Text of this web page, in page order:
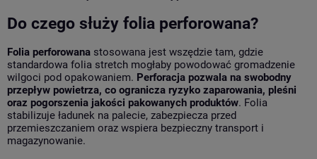
Do czego służy folia perforowana?
Folia perforowana stosowana jest wszędzie tam, gdzie
standardowa folia stretch mogłaby powodować gromadzenie
wilgoci pod opakowaniem. Perforacja pozwala na swobodny
przepływ powietrza, co ogranicza ryzyko zaparowania, pleśni
oraz pogorszenia jakości pakowanych produktów. Folia
stabilizuje ładunek na palecie, zabezpiecza przed
przemieszczaniem oraz wspiera bezpieczny transport i
magazynowanie.